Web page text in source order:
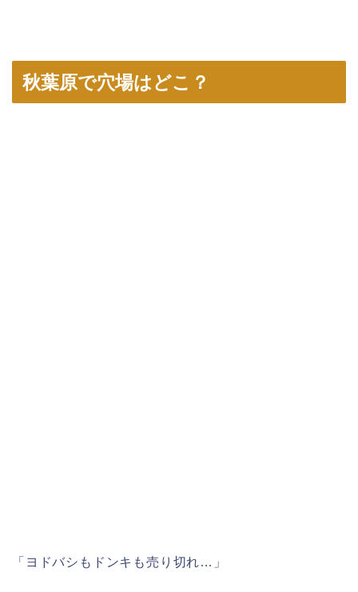
秋葉原で穴場はどこ？
「ヨドバシもドンキも売り切れ…」